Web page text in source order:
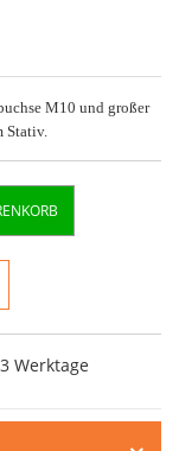
M10 und großer
Stativ.
Werktage